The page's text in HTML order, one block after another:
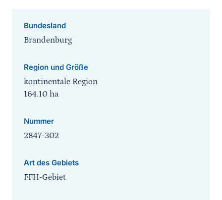
Bundesland
Brandenburg
Region und Größe
kontinentale Region
164.10 ha
Nummer
2847-302
Art des Gebiets
FFH-Gebiet